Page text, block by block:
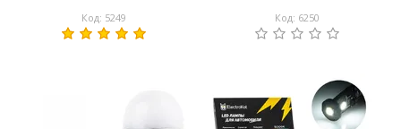
Код: 5249 Код: 6250